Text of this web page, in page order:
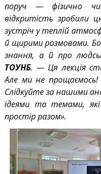
поруч — фізично
відкритість зробили
зустріч у теплій
й щирими розмовами.
знання, а й про
ТОУНБ. —Ця лекція
Але ми не прощаємось!
Слідкуйте за нашими
ідеями та темами,
простір разом».